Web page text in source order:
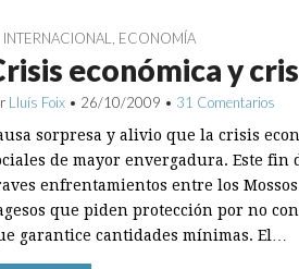
INTERNACIONAL ECONOMÍA
económica y
Lluís Foix • 26/10/2009 • 31 Comentarios
sorpresa y alivio que la crisis
de mayor envergadura. Este fin
enfrentamientos entre los
que piden protección por no
garantice cantidades mínimas. El…